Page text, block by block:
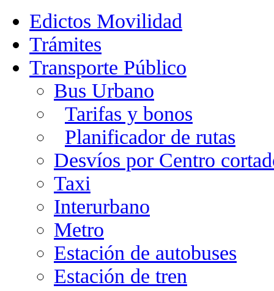
Edictos Movilidad
Trámites
Transporte Público
Bus Urbano
Tarifas y bonos
Planificador de rutas
Desvíos por Centro
Taxi
Interurbano
Metro
Estación de autobuses
Estación de tren